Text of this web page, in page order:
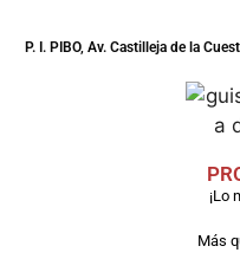
P. I. PIBO, Av. Castilleja de la
¡Lo
Más